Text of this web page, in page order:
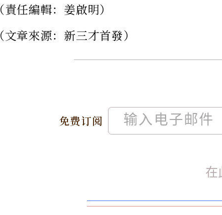
（責任編輯：姜啟明）
（文章來源：新三才首發）
免费订阅